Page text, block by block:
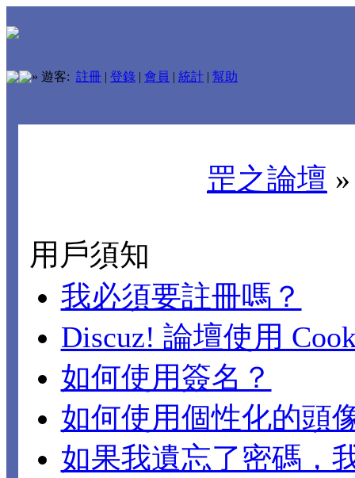
» 遊客: 註冊 | 登錄 | 會員 | 統計 | 幫助
罡之論壇
用戶須知
我必須要註冊嗎？
Discuz! 論壇使用
如何使用簽名？
如何使用個性化的頭
如果我遺忘了密碼，